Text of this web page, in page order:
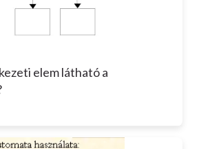
elem látható a